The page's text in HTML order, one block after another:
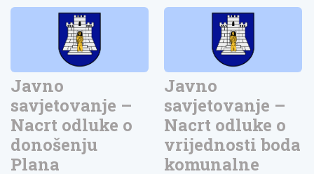
Javno
savjetovanje –
Nacrt odluke o
donošenju
Plana
Javno
savjetovanje –
Nacrt odluke o
vrijednosti boda
komunalne